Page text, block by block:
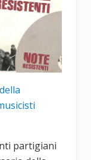
partigiani